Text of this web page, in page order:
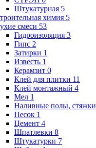
Штукатурная 5
химия 5
смеси 53
Гидроизоляция 3
Гипс 2
Затирки 1
Известь 1
Керамзит 0
Клей для плитки 11
Клей монтажный 4
Мел 1
Наливные полы, стяжки
Песок 1
Цемент 4
Шпатлевки 8
Штукатурки 7